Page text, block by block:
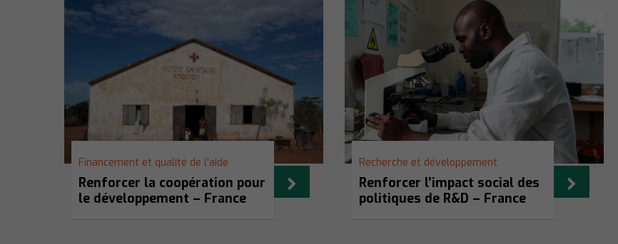
Financement et qualité de l'aide
Renforcer la coopération pour
le développement – France
Recherche et développement
Renforcer l’impact social des
politiques de R&D – France